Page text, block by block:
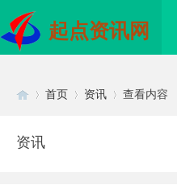
起点资讯网
首页 资讯 查看内容
资讯